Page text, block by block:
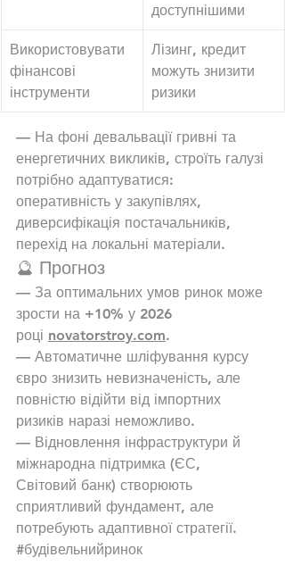
доступнішими
Використовувати
фінансові
інструменти
Лізинг, кредит
можуть знизити
ризики
— На фоні девальвації гривні та
енергетичних викликів, строїть галузі
потрібно адаптуватися:
оперативність у закупівлях,
диверсифікація постачальників,
перехід на локальні матеріали.
🔮 Прогноз
— За оптимальних умов ринок може
зрости на +10% у 2026
році novatorstroy.com.
— Автоматичне шліфування курсу
євро знизить невизначеність, але
повністю відійти від імпортних
ризиків наразі неможливо.
— Відновлення інфраструктури й
міжнародна підтримка (ЄС,
Світовий банк) створюють
сприятливий фундамент, але
потребують адаптивної стратегії.
#будівельнийринок